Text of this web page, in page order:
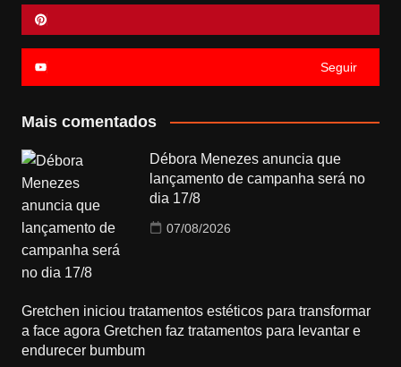
Seguir
Mais comentados
Débora Menezes anuncia que
lançamento de campanha será no
dia 17/8
07/08/2026
Gretchen iniciou tratamentos estéticos para transformar
a face agora Gretchen faz tratamentos para levantar e
endurecer bumbum